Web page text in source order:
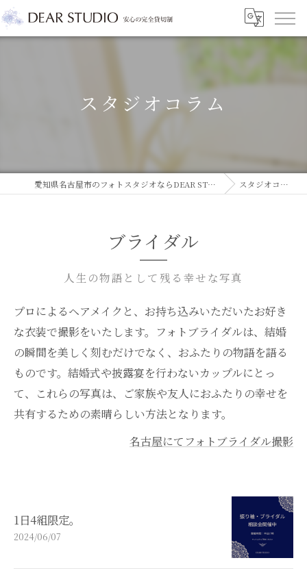
スタジオコラム
愛知県名古屋市のフォトスタジオならDEAR STUDIO スタジオコラム
ブライダル
人生の物語として残る幸せな写真
プロによるヘアメイクと、お持ち込みいただいたお好き
な衣装で撮影をいたします。フォトブライダルは、結婚
の瞬間を美しく刻むだけでなく、おふたりの物語を語る
ものです。結婚式や披露宴を行わないカップルにとっ
て、これらの写真は、ご家族や友人におふたりの幸せを
共有するための素晴らしい方法となります。
名古屋にてフォトブライダル撮影
1日4組限定。
2024/06/07